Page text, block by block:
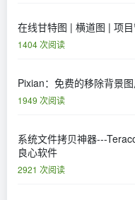
在线甘特图 | 横道图 | 项
1404 次阅读
Pixian：免费的移除背景
1949 次阅读
系统文件拷贝神器---
良心软件
2921 次阅读